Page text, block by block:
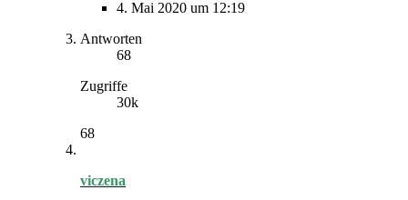
4. Mai 2020 um 12:19
Antworten
68
Zugriffe
30k
68
viczena